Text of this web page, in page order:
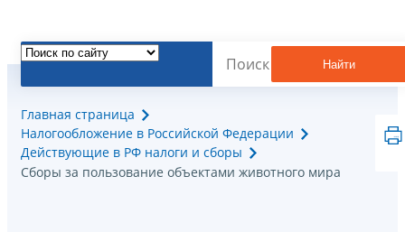
Найти
Главная страница
Налогообложение в Российской Федерации
Действующие в РФ налоги и сборы
Сборы за пользование объектами животного мира